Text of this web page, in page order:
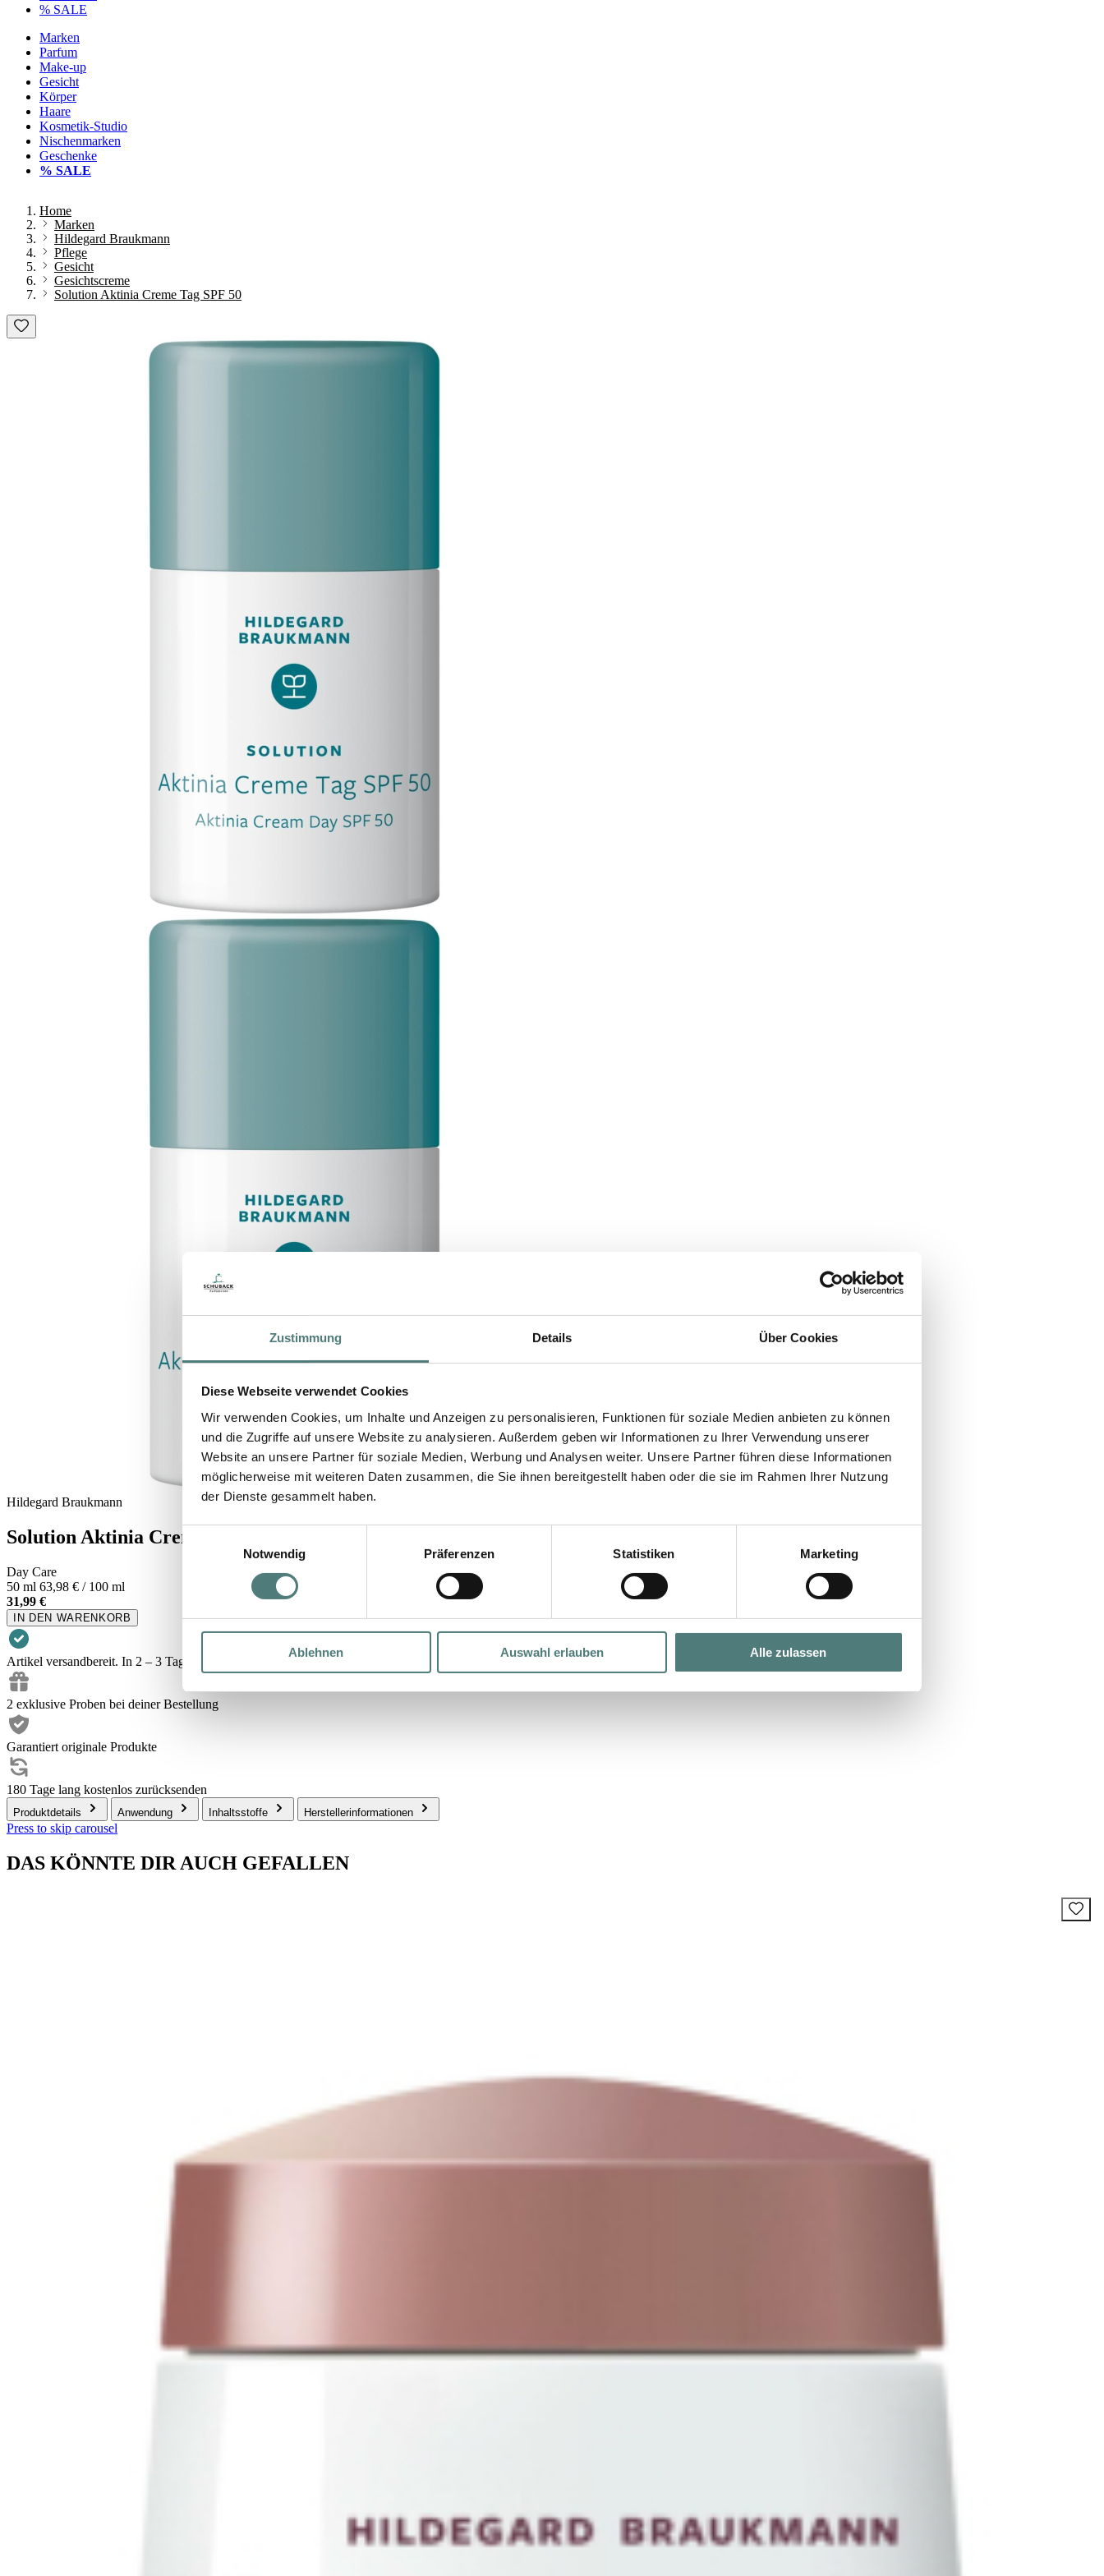
Zustimmung Details Über Cookies
Diese Webseite verwendet Cookies
Wir verwenden Cookies, um Inhalte und Anzeigen zu personalisieren, Funktionen für soziale Medien anbieten zu können
und die Zugriffe auf unsere Website zu analysieren. Außerdem geben wir Informationen zu Ihrer Verwendung unserer
Website an unsere Partner für soziale Medien, Werbung und Analysen weiter. Unsere Partner führen diese Informationen
möglicherweise mit weiteren Daten zusammen, die Sie ihnen bereitgestellt haben oder die sie im Rahmen Ihrer Nutzung
der Dienste gesammelt haben.
Einwilligungsauswahl
Notwendig
Präferenzen Statistiken Marketing
Ablehnen Auswahl erlauben Alle zulassen
% SALE
Marken
Parfum
Make-up
Gesicht
Körper
Haare
Kosmetik-Studio
Nischenmarken
Geschenke
% SALE
Home
Marken
Hildegard Braukmann
Pflege
Gesicht
Gesichtscreme
Solution Aktinia Creme Tag SPF 50
Hildegard Braukmann
Solution Aktinia Creme Tag SPF 50
Day Care
50 ml 63,98 € / 100 ml
31,99 €
IN DEN WARENKORB
Artikel versandbereit. In 2 – 3 Tagen bei dir.
2 exklusive Proben bei deiner Bestellung
Garantiert originale Produkte
180 Tage lang kostenlos zurücksenden
Produktdetails Anwendung Inhaltsstoffe Herstellerinformationen
Press to skip carousel
DAS KÖNNTE DIR AUCH GEFALLEN